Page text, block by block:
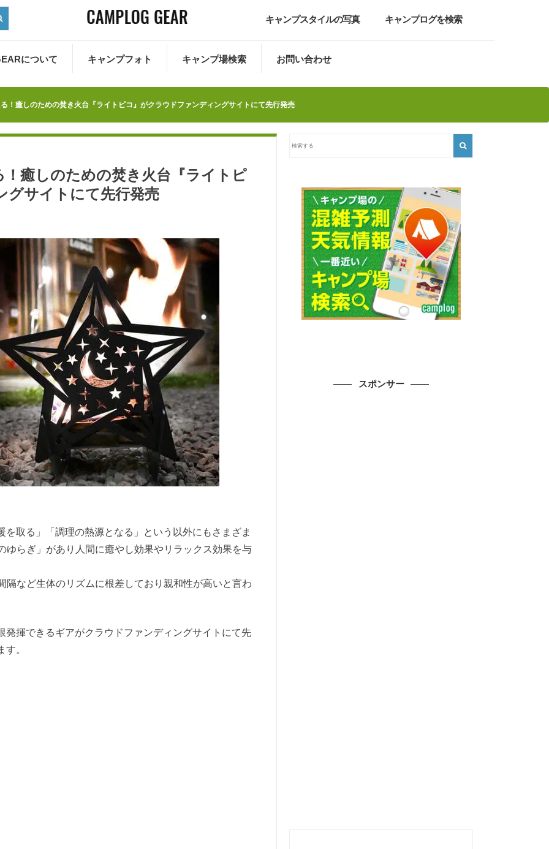
キャンプスタイルの写真 キャンプログを検索
について キャンプフォト キャンプ場検索 お問い合わせ
！癒しのための焚き火台『ライトピコ』がクラウドファンディングサイトにて先行発売
癒しのための焚き火台『ライトピ
グサイトにて先行発売
取る」「調理の熱源となる」という以外にもさまざま
ゆらぎ」があり人間に癒やし効果やリラックス効果を与
隔など生体のリズムに根差しており親和性が高いと言わ
揮できるギアがクラウドファンディングサイトにて先
。
スポンサー